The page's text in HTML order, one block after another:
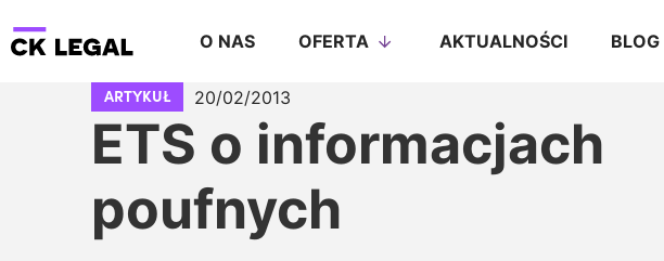
O NAS OFERTA AKTUALNOŚCI BLOG
ARTYKUŁ 20/02/2013
ETS o informacjach
poufnych